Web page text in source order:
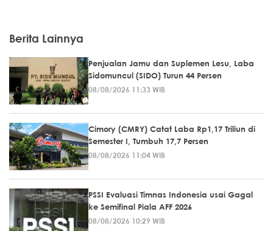
Berita Lainnya
Penjualan Jamu dan Suplemen Lesu, Laba
Sidomuncul (SIDO) Turun 44 Persen
08/08/2026 11:33 WIB
Cimory (CMRY) Catat Laba Rp1,17 Triliun di
Semester I, Tumbuh 17,7 Persen
08/08/2026 11:04 WIB
PSSI Evaluasi Timnas Indonesia usai Gagal
ke Semifinal Piala AFF 2026
08/08/2026 10:29 WIB